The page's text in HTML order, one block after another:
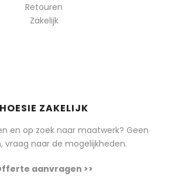
Retouren
Zakelijk
HOESIE ZAKELIJK
en op zoek naar maatwerk? Geen
vraag naar de mogelijkheden.
aanvragen >>